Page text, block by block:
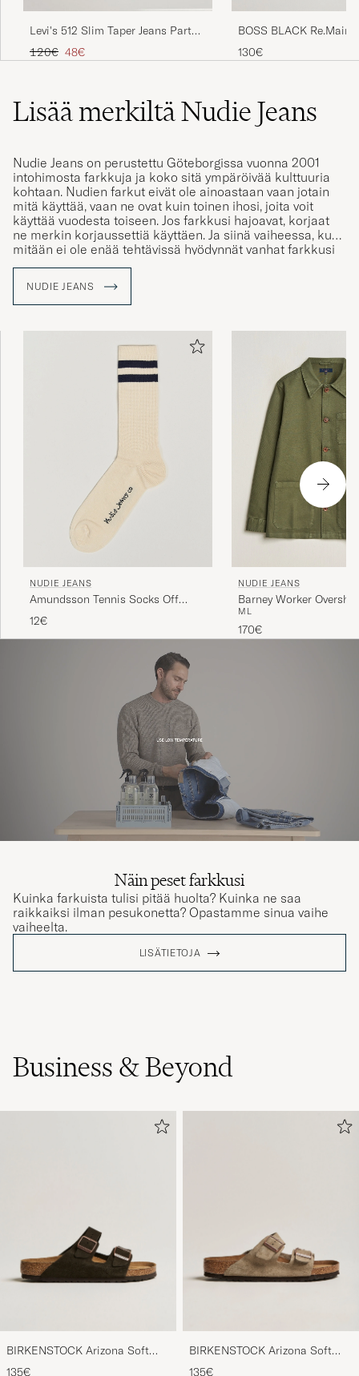
Levi's 512 Slim Taper Jeans Part
The Sea
Tavallinen hinta
120€ Alennettu hinta
48€
BOSS BLACK Re.Maine
Dark Blue
130€
Lisää merkiltä Nudie Jeans
Nudie Jeans on perustettu Göteborgissa vuonna 2001
intohimosta farkkuja ja koko sitä ympäröivää kulttuuria
kohtaan. Nudien farkut eivät ole ainoastaan vaan jotain
mitä käyttää, vaan ne ovat kuin toinen ihosi, joita voit
käyttää vuodesta toiseen. Jos farkkusi hajoavat, korjaat
ne merkin korjaussettiä käyttäen. Ja siinä vaiheessa, kun
mitään ei ole enää tehtävissä hyödynnät vanhat farkkusi
valmistukseen ja tämä välittyy kaikesta mitä yritys tekee.
Ja merkki olikin yksi vaateteollisuuden ensimmäisistä
puuvillaa.
NUDIE JEANS
NUDIE JEANS
Amundsson Tennis Socks Off
White/Navy
12€
NUDIE JEANS
Barney Worker
M L
170€
Näin peset farkkusi
Kuinka farkuista tulisi pitää huolta? Kuinka ne saa
raikkaiksi ilman pesukonetta? Opastamme sinua vaihe
vaiheelta.
LISÄTIETOJA
Business & Beyond
BIRKENSTOCK Arizona Soft
Footbed Mocca Suede
135€
BIRKENSTOCK Arizona Soft
Footbed Taupe Suede
135€